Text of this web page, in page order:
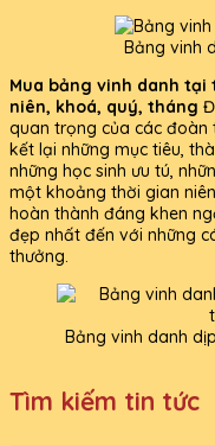
Bảng vinh
Mua bảng vinh danh
niên, khoá, quý, tháng
quan trọng của các đoàn
kết lại những mục tiêu,
những học sinh ưu tú,
một khoảng thời gian
hoàn thành đáng khen
đẹp nhất đến với những
thưởng.
Bảng vinh danh
Tìm kiếm tin tức